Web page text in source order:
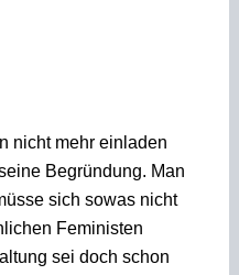
nicht mehr einladen
Begründung. Man
sich sowas nicht
Feministen
sei doch schon